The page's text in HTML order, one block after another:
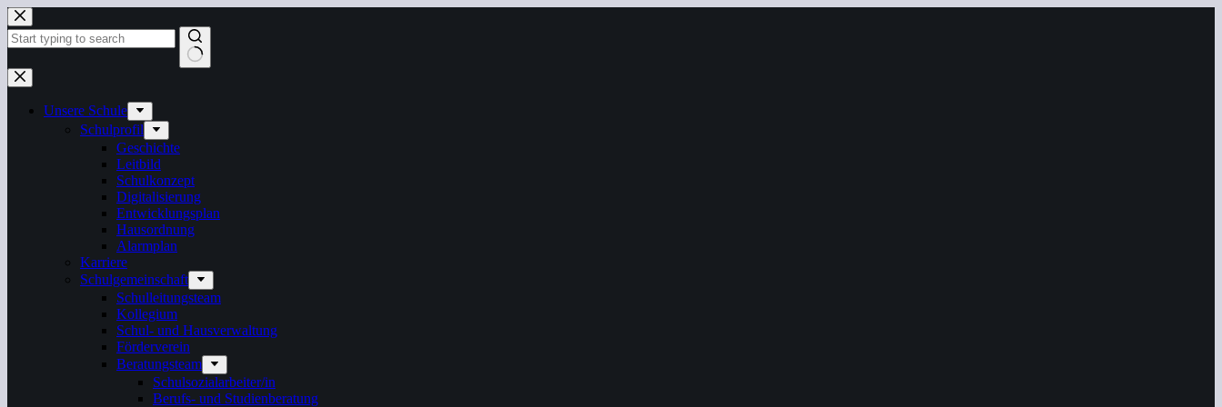
Zum
Inhalt
springen
Keine
Ergebnisse
Unsere Schule
Schulprofil
Geschichte
Leitbild
Schulkonzept
Digitalisierung
Entwicklungsplan
Hausordnung
Alarmplan
Karriere
Schulgemeinschaft
Schulleitungsteam
Kollegium
Schul- und Hausverwaltung
Förderverein
Beratungsteam
Schulsozialarbeiter/in
Berufs- und Studienberatung